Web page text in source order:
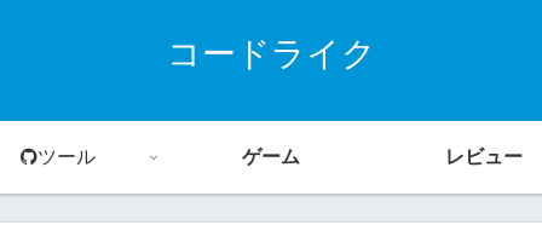
コードライク
ツール ゲーム レビュー